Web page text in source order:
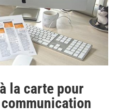
la carte pour